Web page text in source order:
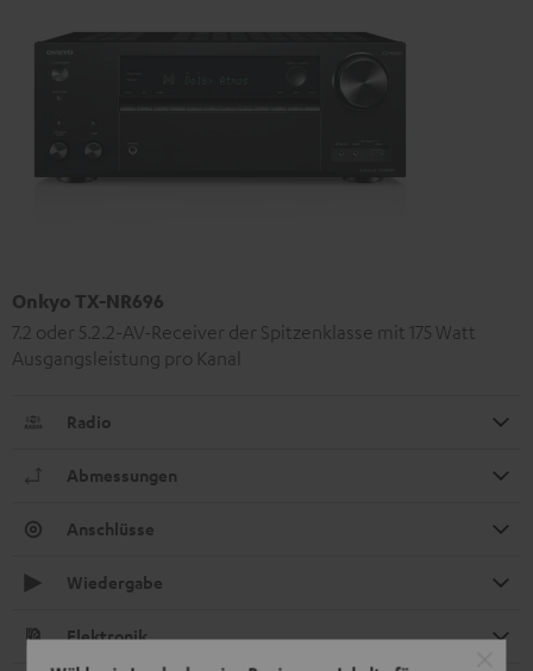
Onkyo TX-NR696
7.2 oder 5.2.2-AV-Receiver der Spitzenklasse mit 175 Watt
Ausgangsleistung pro Kanal
Radio
Abmessungen
Anschlüsse
Wiedergabe
Elektronik